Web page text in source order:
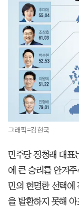
그래픽=김현국
민주당 정청래 대표
에 큰 승리를 안겨
민의 현명한 선택에
을 탈환하지 못해